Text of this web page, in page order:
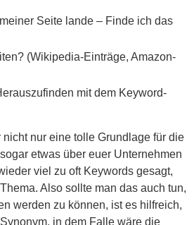
Seite lande – Finde ich das
(Wikipedia-Einträge, Amazon-
mit dem Keyword-
nur eine tolle Grundlage für die
etwas über euer Unternehmen
viel zu oft Keywords gesagt,
Also sollte man das auch tun,
werden zu können, ist es hilfreich,
in dem Falle wäre die